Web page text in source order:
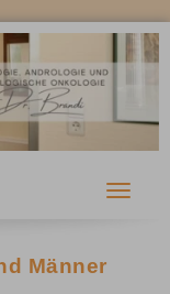
Toggle
Männer